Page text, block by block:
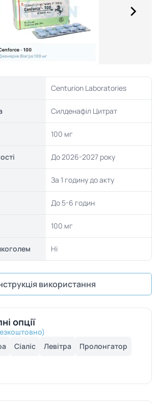
Centurion Laboratories
Силденафіл Цитрат
100 мг
До 2026-2027 року
За 1 годину до акту
До 5-6 годин
100 мг
Ні
використання
опції
Сіаліс Левітра
Пролонгатор